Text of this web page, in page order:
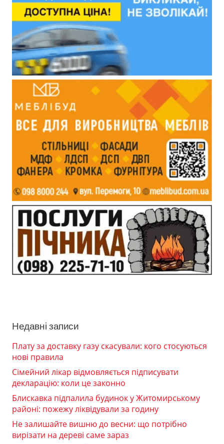
Недавні записи
Плату за доставку газу скасували: кого стосуються
нові правила
Сімейний лікар відмовляється підписувати
декларацію: коли це законно
Блискавка підпалила будинок у Житомирському
районі: пожежу ліквідували за годину
Не залишайте вишню до весни: що потрібно
вирізати на дереві саме зараз